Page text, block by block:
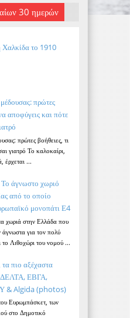
30 ημερών
το 1910
πρώτες
αποφύγεις και πότε
πρώτες βοήθειες, τι
γιατρό Το καλοκαίρι,
έρχεται ...
άγνωστο χωριό
από το οποίο
μονοπάτι Ε4
χωριά στην Ελλάδα που
για τον πολύ
Λιθοχώρι του νομού ...
τα πιο αξέχαστα
ΔΕΛΤΑ, ΕΒΓΑ,
& Algida (photos)
Ευρωμπάσκετ, των
στο Δημοτικό